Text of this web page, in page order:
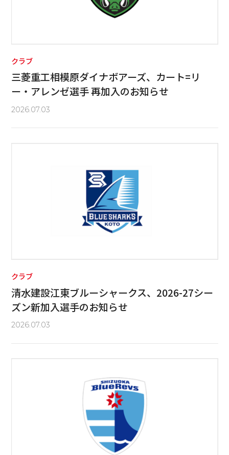
クラブ
三菱重工相模原ダイナボアーズ、カート=リ
ー・アレンゼ選手 再加入のお知らせ
2026.07.03
クラブ
清水建設江東ブルーシャークス、2026-27シー
ズン新加入選手のお知らせ
2026.07.03